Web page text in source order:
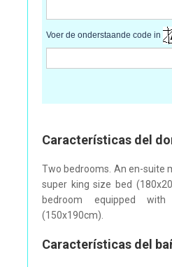
Voer de onderstaande code in
Características del
Two bedrooms. An en-suite
super king size bed
bedroom equipped
(150x190cm).
Características del